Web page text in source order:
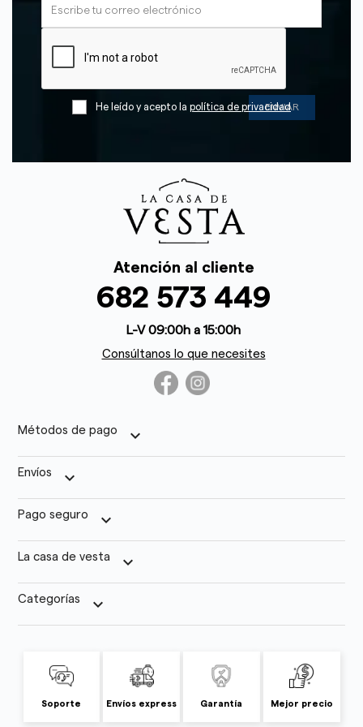
He leído y acepto la política de privacidad
Atención al cliente
682 573 449
L-V 09:00h a 15:00h
Consúltanos lo que necesites
Métodos de pago keyboard_arrow_down
Envíos keyboard_arrow_down
Pago seguro keyboard_arrow_down
La casa de vesta keyboard_arrow_down
Categorías keyboard_arrow_down
Soporte Envíos express Garantía Mejor precio